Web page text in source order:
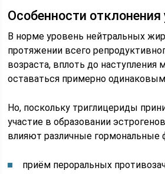
Особенности
В норме уровень нейтральных
протяжении всего
возраста, вплоть до наступления
оставаться примерно
Но, поскольку триглицериды
участие в образовании
влияют различные гормональные
приём пероральных